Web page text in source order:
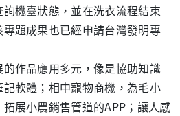
機臺狀態，並在洗衣流程結束
題成果也已經申請台灣發明專
作品應用多元，像是協助知識
軟體；相中寵物商機，為毛小
展小農銷售管道的APP；讓人感